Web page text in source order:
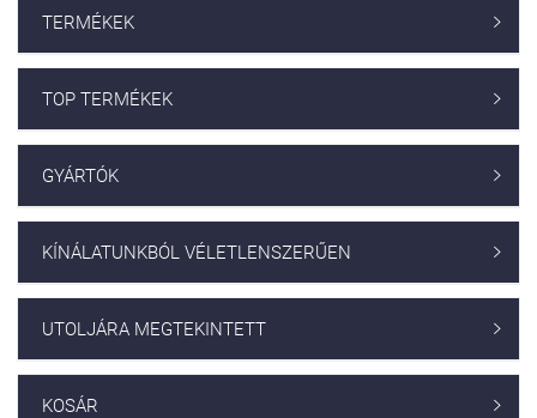
TERMÉKEK 
TOP TERMÉKEK 
GYÁRTÓK 
KÍNÁLATUNKBÓL VÉLETLENSZERŰEN 
UTOLJÁRA MEGTEKINTETT 
KOSÁR 